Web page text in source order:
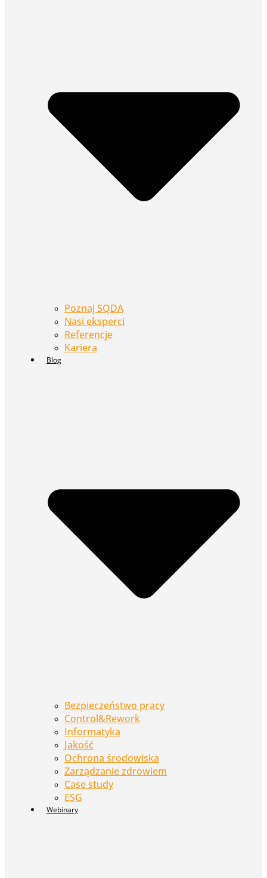
Poznaj SQDA
Nasi eksperci
Referencje
Kariera
Blog
Bezpieczeństwo pracy
Control&Rework
Informatyka
Jakość
Ochrona środowiska
Zarządzanie zdrowiem
Case study
ESG
Webinary